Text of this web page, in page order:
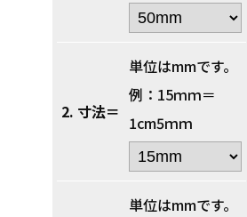
2. 寸法＝
単位はmmです。
例：15ｍｍ＝
1cm5ｍｍ
単位はmmです。